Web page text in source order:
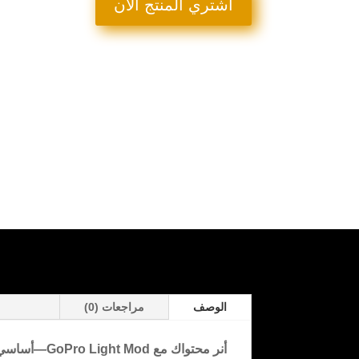
50,0 $.
29,0 $.
اشتري المنتج الان
الوصف مراجعات (0)
أنر محتواك مع GoPro Light Mod—أساسي لمعلمي الرقمين ومؤثري يوتيوب!